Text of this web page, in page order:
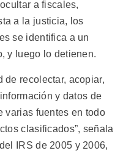
a fiscales,
a la justicia, los
se identifica a un
y luego lo detienen.
de recolectar, acopiar,
y datos de
varias fuentes en todo
clasificados”, señala
IRS de 2005 y 2006,